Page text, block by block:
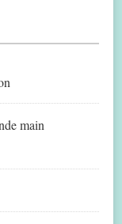
main